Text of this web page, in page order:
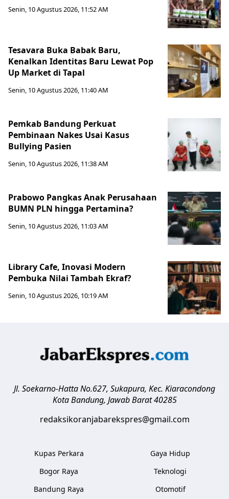
Senin, 10 Agustus 2026, 11:52 AM
Tesavara Buka Babak Baru,
Kenalkan Identitas Baru Lewat Pop
Up Market di Tapal
Senin, 10 Agustus 2026, 11:40 AM
Pemkab Bandung Perkuat
Pembinaan Nakes Usai Kasus
Bullying Pasien
Senin, 10 Agustus 2026, 11:38 AM
Prabowo Pangkas Anak Perusahaan
BUMN PLN hingga Pertamina?
Senin, 10 Agustus 2026, 11:03 AM
Library Cafe, Inovasi Modern
Pembuka Nilai Tambah Ekraf?
Senin, 10 Agustus 2026, 10:19 AM
Jl. Soekarno-Hatta No.627, Sukapura, Kec. Kiaracondong
Kota Bandung, Jawab Barat 40285
redaksikoranjabarekspres@gmail.com
Kupas Perkara
Bogor Raya
Bandung Raya
Gaya Hidup
Teknologi
Otomotif